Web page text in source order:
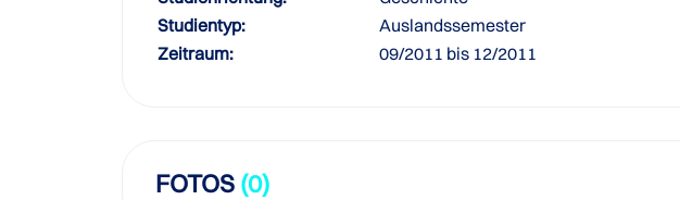
Studientyp:
Auslandssemester
Zeitraum:
09/2011 bis 12/2011
FOTOS (0)